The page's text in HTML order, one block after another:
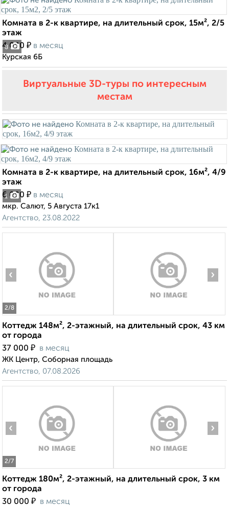
8
Комната в 2-к квартире, на длительный срок, 15м², 2/5
этаж
4 000 ₽ в месяц
Курская 6Б
Виртуальные 3D-туры по интересным
местам
1
Комната в 2-к квартире, на длительный срок, 16м², 4/9
этаж
6 000 ₽ в месяц
мкр. Салют, 5 Августа 17к1
Агентство, 23.08.2022
2/8
‹ ›
Коттедж 148м², 2-этажный, на длительный срок, 43 км
от города
37 000 ₽ в месяц
ЖК Центр, Соборная площадь
Агентство, 07.08.2026
2/7
‹ ›
Коттедж 180м², 2-этажный, на длительный срок, 3 км
от города
30 000 ₽ в месяц